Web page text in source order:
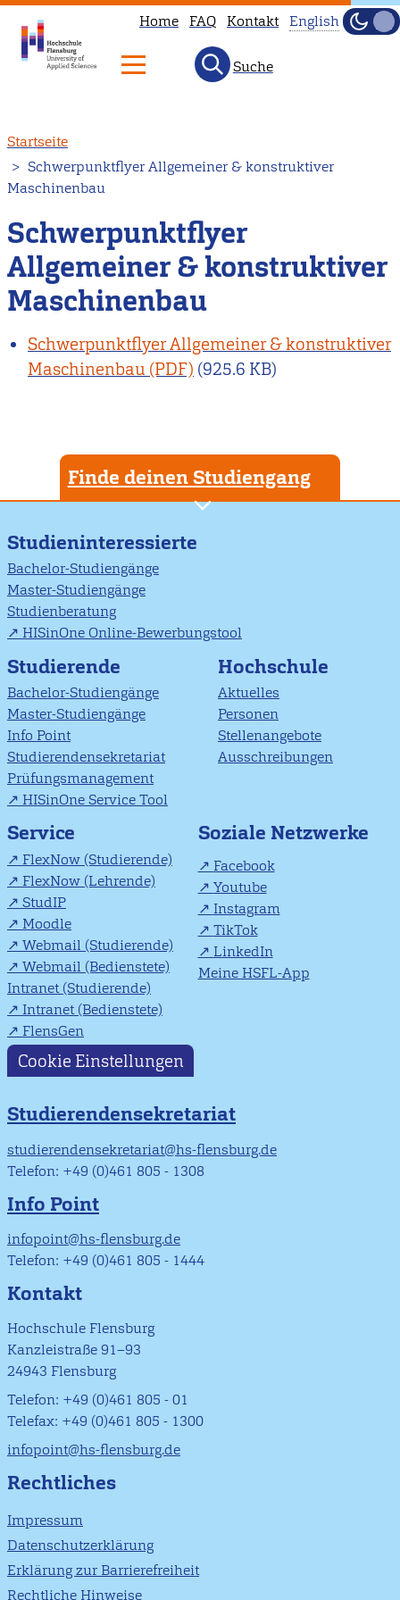
zum
Inhalt
Home FAQ Kontakt
available
to
main
English
Hell
Suche
Startseite
Schwerpunktflyer Allgemeiner & konstruktiver
Maschinenbau
Schwerpunktflyer
Allgemeiner & konstruktiver
Maschinenbau
Schwerpunktflyer Allgemeiner & konstruktiver
Maschinenbau
(925.6 KB)
Finde deinen Studiengang
Studieninteressierte
Bachelor-Studiengänge
Master-Studiengänge
Studienberatung
HISinOne Online-Bewerbungstool
Studierende
Bachelor-Studiengänge
Master-Studiengänge
Info Point
Studierendensekretariat
Prüfungsmanagement
HISinOne Service Tool
Hochschule
Aktuelles
Personen
Stellenangebote
Ausschreibungen
Service
FlexNow (Studierende)
FlexNow (Lehrende)
StudIP
Moodle
Webmail (Studierende)
Webmail (Bedienstete)
Intranet (Studierende)
Intranet (Bedienstete)
FlensGen
Soziale Netzwerke
Facebook
Youtube
Instagram
TikTok
LinkedIn
Meine HSFL-App
Cookie Einstellungen
Studierendensekretariat
studierendensekretariat@hs-flensburg.de
Telefon: +49 (0)461 805 - 1308
Info Point
infopoint@hs-flensburg.de
Telefon: +49 (0)461 805 - 1444
Kontakt
Hochschule Flensburg
Kanzleistraße 91–93
24943 Flensburg
Telefon: +49 (0)461 805 - 01
Telefax: +49 (0)461 805 - 1300
infopoint@hs-flensburg.de
Rechtliches
Impressum
Datenschutzerklärung
Erklärung zur Barrierefreiheit
Rechtliche Hinweise